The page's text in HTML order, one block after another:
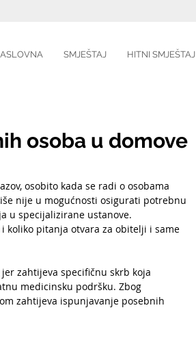
SMJEŠTAJ HITNI SMJEŠTAJ
osoba u domove
osobito kada se radi o osobama
nije u mogućnosti osigurati potrebnu
u specijalizirane ustanove.
koliko pitanja otvara za obitelji i same
zahtijeva specifičnu skrb koja
medicinsku podršku. Zbog
zahtijeva ispunjavanje posebnih